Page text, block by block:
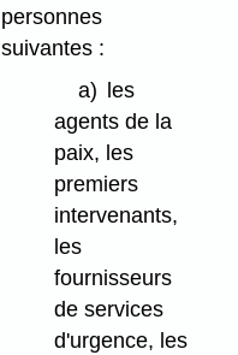
personnes
suivantes :
a)
les
agents de la
paix, les
premiers
intervenants,
les
fournisseurs
de services
d'urgence, les